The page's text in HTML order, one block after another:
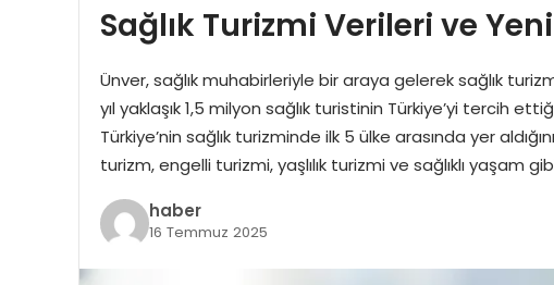
Sağlık Turizmi Verileri ve
Ünver, sağlık muhabirleriyle bir araya gelerek sağlık
yıl yaklaşık 1,5 milyon sağlık turistinin Türkiye’yi tercih
Türkiye’nin sağlık turizminde ilk 5 ülke arasında yer
turizm, engelli turizmi, yaşlılık turizmi ve sağlıklı yaşam
haber
16 Temmuz 2025